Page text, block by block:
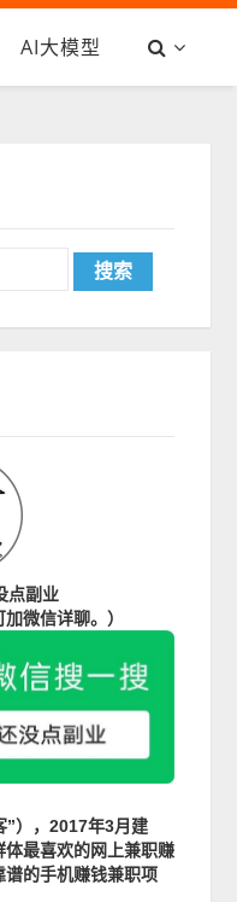
AI大模型
点副业
微信详聊。）
”），2017年3月建
最喜欢的网上兼职赚
的手机赚钱兼职项